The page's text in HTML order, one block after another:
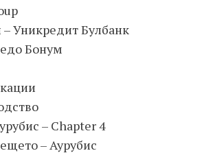
Уникредит Булбанк
Бонум
– Chapter 4
– Аурубис